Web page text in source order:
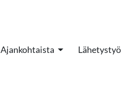
Ajankohtaista Lähetystyö